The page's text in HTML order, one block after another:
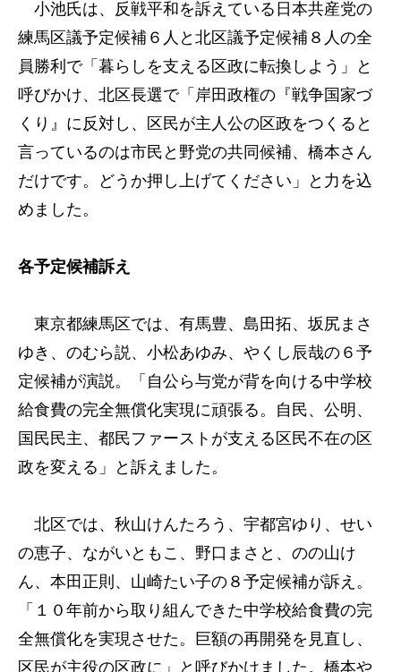
小池氏は、反戦平和を訴えている日本共産党の
練馬区議予定候補６人と北区議予定候補８人の全
員勝利で「暮らしを支える区政に転換しよう」と
呼びかけ、北区長選で「岸田政権の『戦争国家づ
くり』に反対し、区民が主人公の区政をつくると
言っているのは市民と野党の共同候補、橋本さん
だけです。どうか押し上げてください」と力を込
めました。
各予定候補訴え
東京都練馬区では、有馬豊、島田拓、坂尻まさ
ゆき、のむら説、小松あゆみ、やくし辰哉の６予
定候補が演説。「自公ら与党が背を向ける中学校
給食費の完全無償化実現に頑張る。自民、公明、
国民民主、都民ファーストが支える区民不在の区
政を変える」と訴えました。
北区では、秋山けんたろう、宇都宮ゆり、せい
の恵子、ながいともこ、野口まさと、のの山け
ん、本田正則、山崎たい子の８予定候補が訴え。
「１０年前から取り組んできた中学校給食費の完
全無償化を実現させた。巨額の再開発を見直し、
区民が主役の区政に」と呼びかけました。橋本や